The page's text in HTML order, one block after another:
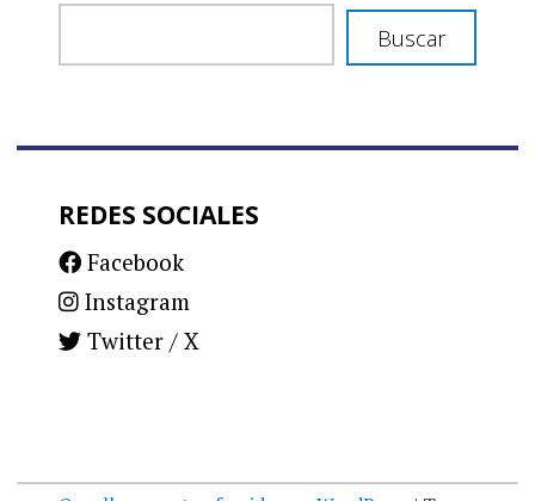
Buscar
REDES SOCIALES
Facebook
Instagram
Twitter / X